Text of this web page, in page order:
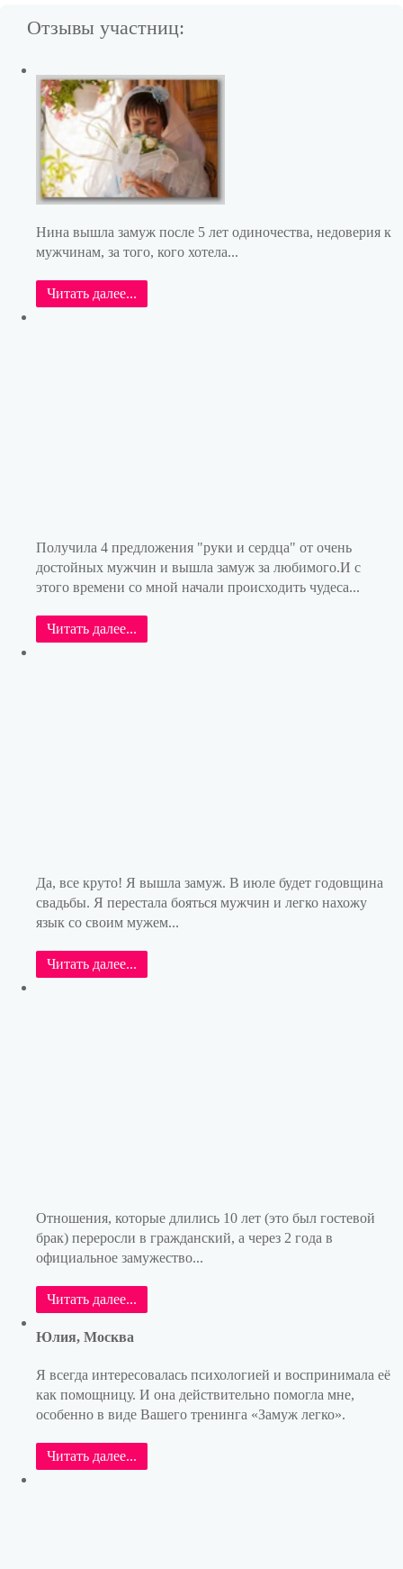
Отзывы участниц:
Нина вышла замуж после 5 лет одиночества, недоверия к
мужчинам, за того, кого хотела...
Читать далее...
Получила 4 предложения "руки и сердца" от очень
достойных мужчин и вышла замуж за любимого.И с
этого времени со мной начали происходить чудеса...
Читать далее...
Да, все круто! Я вышла замуж. В июле будет годовщина
свадьбы. Я перестала бояться мужчин и легко нахожу
язык со своим мужем...
Читать далее...
Отношения, которые длились 10 лет (это был гостевой
брак) переросли в гражданский, а через 2 года в
официальное замужество...
Читать далее...
Юлия, Москва
Я всегда интересовалась психологией и воспринимала её
как помощницу. И она действительно помогла мне,
особенно в виде Вашего тренинга «Замуж легко».
Читать далее...